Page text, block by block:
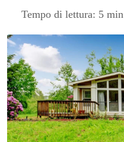
Tempo di lettura: 5 min